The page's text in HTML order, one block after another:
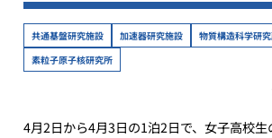
共通基盤研究施設 加速器研究施設
物質構造科学研
素粒子原子核研究所
4月2日から4月3日の1泊2日で、女子高校